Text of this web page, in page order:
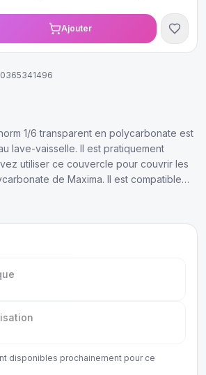
Ajouter
1/6 transparent en polycarbonate est
lave-vaisselle. Il est pratiquement
utiliser ce couvercle pour couvrir les
de Maxima. Il est compatible
d'équipements de restauration, tels
disponibles prochainement pour ce